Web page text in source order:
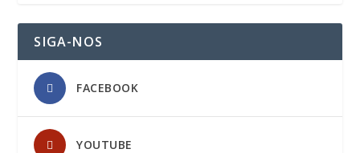
SIGA-NOS
FACEBOOK
YOUTUBE